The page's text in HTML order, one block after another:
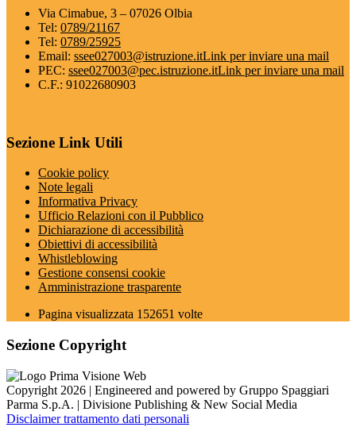
Via Cimabue, 3 – 07026 Olbia
Tel: 0789/21167
Tel: 0789/25925
Email: ssee027003@istruzione.itLink per inviare una mail
PEC: ssee027003@pec.istruzione.itLink per inviare una mail
C.F.: 91022680903
Sezione Link Utili
Cookie policy
Note legali
Informativa Privacy
Ufficio Relazioni con il Pubblico
Dichiarazione di accessibilità
Obiettivi di accessibilità
Whistleblowing
Gestione consensi cookie
Amministrazione trasparente
Pagina visualizzata 152651 volte
Sezione Copyright
Copyright 2026 | Engineered and powered by Gruppo Spaggiari
Parma S.p.A. | Divisione Publishing & New Social Media
Disclaimer trattamento dati personali